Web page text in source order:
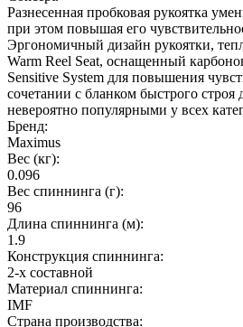
Разнесенная пробковая рукоятка
при этом повышая его
Эргономичный дизайн рукоятки,
Warm Reel Seat, оснащенный
Sensitive System для повышения
сочетании с бланком быстрого строя
невероятно популярными у всех
Бренд:
Maximus
Вес (кг):
0.096
Вес спиннинга (г):
96
Длина спиннинга (м):
1.9
Конструкция спиннинга:
2-х составной
Материал спиннинга:
IMF
Страна производства: